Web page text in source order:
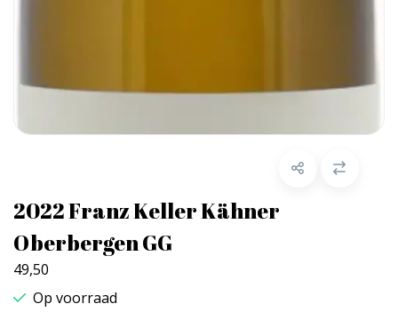
2022 Franz Keller Kähner
Oberbergen GG
49,50
Op voorraad